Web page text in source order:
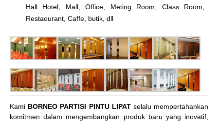
Hall Hotel, Mall, Office, Meting Room, Class Room,
Restaourant, Caffe, butik, dll
Kami BORNEO PARTISI PINTU LIPATselalu mempertahankan
komitmen dalam mengembangkan produk baru yang inovatif,